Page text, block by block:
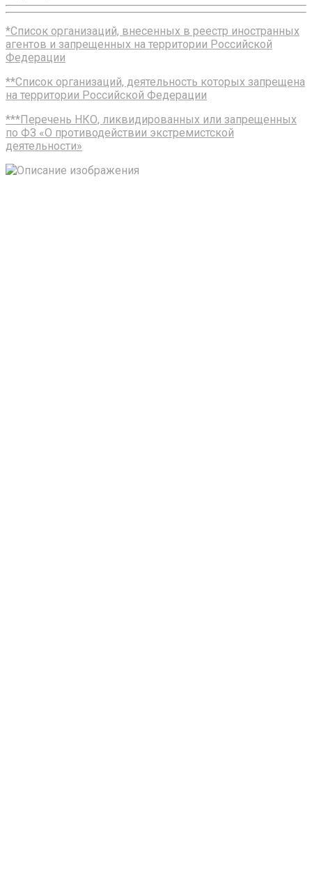
*Список организаций, внесенных в реестр иностранных
агентов и запрещенных на территории Российской
Федерации
**Список организаций, деятельность которых запрещена
на территории Российской Федерации
***Перечень НКО, ликвидированных или запрещенных
по ФЗ «О противодействии экстремистской
деятельности»